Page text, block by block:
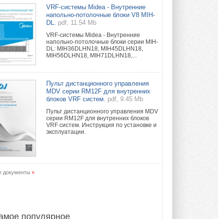
Краска для окон: как выбрать
состав, который не
растрескается после первой
зимы
Частые вопросы о краске для окон ...
30 ИЮЛЯ 2026
новую серию консольных
Усовершенствованная гидравлика
помогает снизить энергопотребление ...
30 ИЮЛЯ 2026
Группа «Теплолюкс» открыла
новую производственную
площадку
29 ИЮЛЯ 2026
VRF-системы Midea - Внутренние
напольно-потолочные блоки V8 MIH-
DL.
pdf, 11.54 Mb
VRF-системы Midea - Внутренние
напольно-потолочные блоки серии MIH-
DL: MIH36DLHN18, MIH45DLHN18,
MIH56DLHN18, MIH71DLHN18,...
Пульт дистанционного управления
MDV серии RM12F для внутренних
блоков VRF систем.
pdf, 9.45 Mb
Пульт дистанционного управления MDV
серии RM12F для внутренних блоков
VRF систем. Инструкция по установке и
эксплуатации.
документы »
популярное